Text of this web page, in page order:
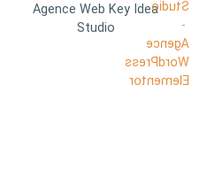
Agence Web Key Idea
Studio